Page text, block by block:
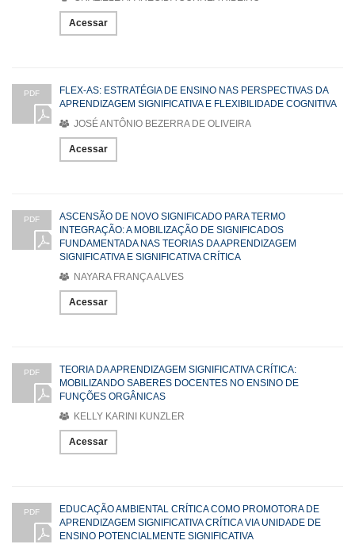
Acessar
PDF
FLEX-AS: ESTRATÉGIA DE ENSINO NAS PERSPECTIVAS DA
APRENDIZAGEM SIGNIFICATIVA E FLEXIBILIDADE COGNITIVA
JOSÉ ANTÔNIO BEZERRA DE OLIVEIRA
Acessar
PDF
ASCENSÃO DE NOVO SIGNIFICADO PARA TERMO
INTEGRAÇÃO: A MOBILIZAÇÃO DE SIGNIFICADOS
FUNDAMENTADA NAS TEORIAS DA APRENDIZAGEM
SIGNIFICATIVA E SIGNIFICATIVA CRÍTICA
NAYARA FRANÇA ALVES
Acessar
PDF
TEORIA DA APRENDIZAGEM SIGNIFICATIVA CRÍTICA:
MOBILIZANDO SABERES DOCENTES NO ENSINO DE
FUNÇÕES ORGÂNICAS
KELLY KARINI KUNZLER
Acessar
PDF
EDUCAÇÃO AMBIENTAL CRÍTICA COMO PROMOTORA DE
APRENDIZAGEM SIGNIFICATIVA CRÍTICA VIA UNIDADE DE
ENSINO POTENCIALMENTE SIGNIFICATIVA